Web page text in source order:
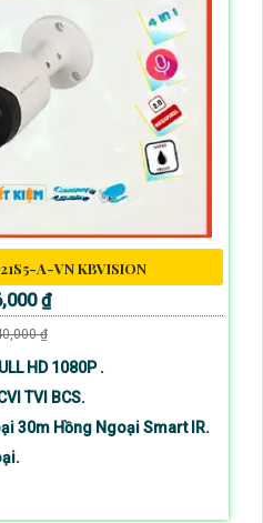
A-VN KBVISION
₫
₫
HD 1080P .
TVI BCS.
30m Hồng Ngoại Smart IR.